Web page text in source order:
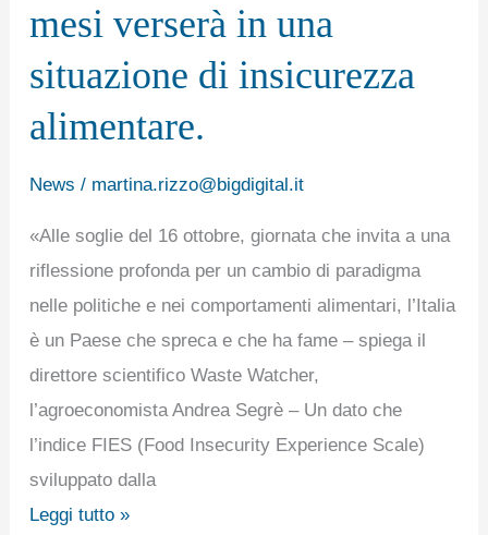
mesi verserà in una
situazione di insicurezza
alimentare.
News / martina.rizzo@bigdigital.it
«Alle soglie del 16 ottobre, giornata che invita a una
riflessione profonda per un cambio di paradigma
nelle politiche e nei comportamenti alimentari, l’Italia
è un Paese che spreca e che ha fame – spiega il
direttore scientifico Waste Watcher,
l’agroeconomista Andrea Segrè – Un dato che
l’indice FIES (Food Insecurity Experience Scale)
sviluppato dalla
Watcher
International
anche
predittiva:
il
13,8%
degli
italiani
teme
che
nei
prossimi
Leggi tutto »